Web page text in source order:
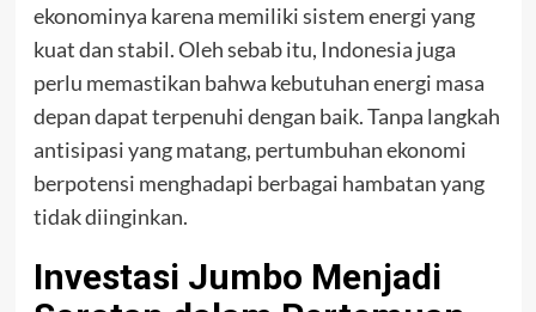
ekonominya karena memiliki sistem energi yang
kuat dan stabil. Oleh sebab itu, Indonesia juga
perlu memastikan bahwa kebutuhan energi masa
depan dapat terpenuhi dengan baik. Tanpa langkah
antisipasi yang matang, pertumbuhan ekonomi
berpotensi menghadapi berbagai hambatan yang
tidak diinginkan.
Investasi Jumbo Menjadi